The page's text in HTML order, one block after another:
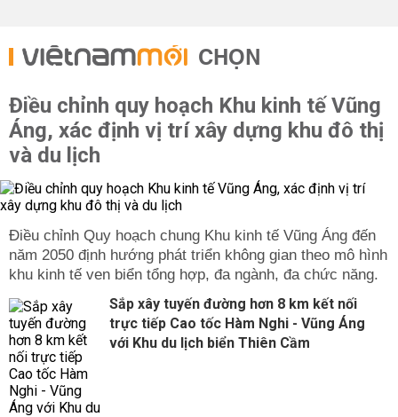
CHỌN
Điều chỉnh quy hoạch Khu kinh tế Vũng
Áng, xác định vị trí xây dựng khu đô thị
và du lịch
Điều chỉnh Quy hoạch chung Khu kinh tế Vũng Áng đến
năm 2050 định hướng phát triển không gian theo mô hình
khu kinh tế ven biển tổng hợp, đa ngành, đa chức năng.
Sắp xây tuyến đường hơn 8 km kết nối
trực tiếp Cao tốc Hàm Nghi - Vũng Áng
với Khu du lịch biển Thiên Cầm